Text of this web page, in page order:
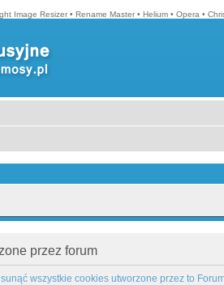
Image Resizer • Rename Master • Helium • Opera •
przez forum
wszystkie cookies utworzone przez to